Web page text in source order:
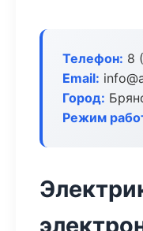
Телефон: 8
Email:
Город:
Режим